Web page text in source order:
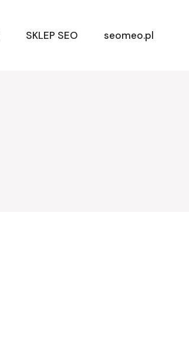
SKLEP SEO seomeo.pl